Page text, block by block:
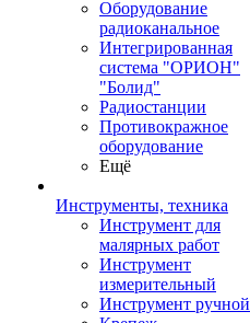
Оборудование
радиоканальное
Интегрированная
система "ОРИОН"
"Болид"
Радиостанции
Противокражное
оборудование
Ещё
Инструменты, техника
Инструмент для
малярных работ
Инструмент
измерительный
Инструмент ручной